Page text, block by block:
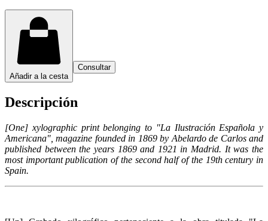
Añadir a la cesta
Consultar
Descripción
[One] xylographic print belonging to "La Ilustración Española y
Americana", magazine founded in 1869 by Abelardo de Carlos and
published between the years 1869 and 1921 in Madrid. It was the
most important publication of the second half of the 19th century in
Spain.